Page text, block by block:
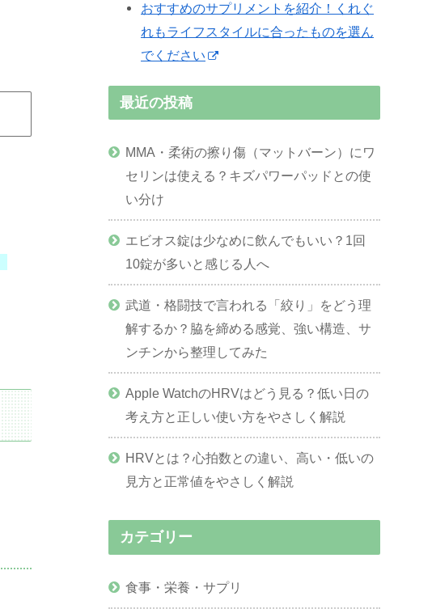
おすすめのサプリメントを紹介！くれぐ
れもライフスタイルに合ったものを選ん
でください
最近の投稿
MMA・柔術の擦り傷（マットバーン）にワ
セリンは使える？キズパワーパッドとの使
い分け
エビオス錠は少なめに飲んでもいい？1回
10錠が多いと感じる人へ
武道・格闘技で言われる「絞り」をどう理
解するか？脇を締める感覚、強い構造、サ
ンチンから整理してみた
Apple WatchのHRVはどう見る？低い日の
考え方と正しい使い方をやさしく解説
HRVとは？心拍数との違い、高い・低いの
見方と正常値をやさしく解説
カテゴリー
食事・栄養・サプリ